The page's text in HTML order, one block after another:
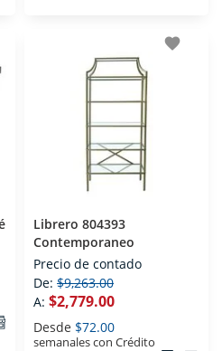
favorite
Librero 804393
Contemporaneo
Precio de contado
De: $9,263.00
A: $2,779.00
Desde $72.00
semanales con Crédito